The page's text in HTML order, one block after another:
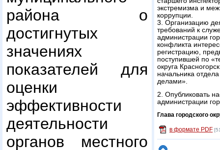
района о
достигнутых
значениях
показателей для
оценки
эффективности
деятельности
органов местного
экстремизма и
коррупции.
3. Организацию
требований к
администрации
конфликта
регистрацию,
поступившей по
округа
начальника
делами».
2. Опубликовать
администрации
Глава городского
в формате PDF